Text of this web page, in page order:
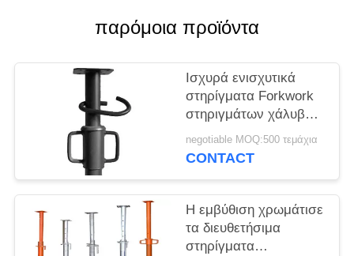
παρόμοια προϊόντα
Ισχυρά ενισχυτικά
στηρίγματα Forkwork
στηριγμάτων χάλυβα
υλικών σκαλωσιάς 2-3
τόνοι ρουλεμάν
negotiable MOQ:500 τεμάχια
CONTACT
Η εμβύθιση χρωμάτισε
τα διευθετήσιμα
στηρίγματα